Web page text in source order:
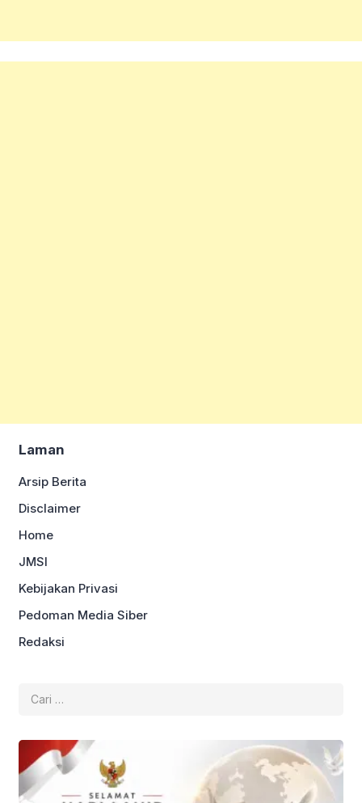
Laman
Arsip Berita
Disclaimer
Home
JMSI
Kebijakan Privasi
Pedoman Media Siber
Redaksi
untuk: